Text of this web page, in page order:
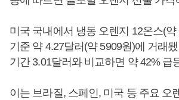
미국 국내에서 냉동 오렌지 12온스(약
기준 약 4.27달러(약 5909원)에 거래
기간 3.01달러와 비교하면 약 42% 급
이는 브라질, 스페인, 미국 등 주요 오